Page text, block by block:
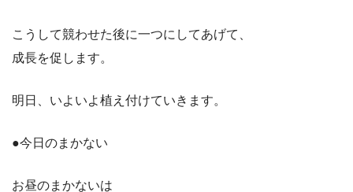
こうして競わせた後に一つにしてあげて、
成長を促します。
明日、いよいよ植え付けていきます。
●今日のまかない
お昼のまかないは